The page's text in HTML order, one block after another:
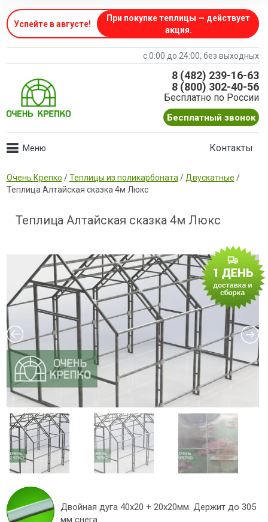
Успейте в августе!
При покупке теплицы — действует
акция.
с 0:00 до 24:00, без выходных
8 (482) 239-16-63
8 (800) 302-40-56
Бесплатно по России
Бесплатный звонок
Контакты
Очень Крепко /Теплицы из поликарбоната / Двускатные /
Теплица Алтайская сказка 4м Люкс
Теплица Алтайская сказка 4м Люкс
Двойная дуга 40х20 + 20х20мм. Держит до 305
мм снега